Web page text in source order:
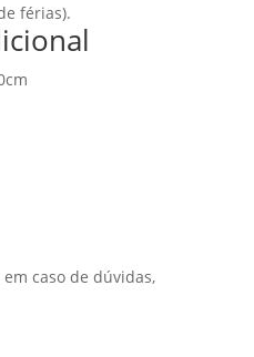
férias).
caso de dúvidas,